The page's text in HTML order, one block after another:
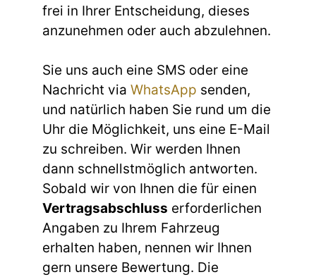
frei in Ihrer Entscheidung, dieses
anzunehmen oder auch abzulehnen.
Sie uns auch eine SMS oder eine
Nachricht via WhatsApp senden,
und natürlich haben Sie rund um die
Uhr die Möglichkeit, uns eine E-Mail
zu schreiben. Wir werden Ihnen
dann schnellstmöglich antworten.
Sobald wir von Ihnen die für einen
Vertragsabschluss erforderlichen
Angaben zu Ihrem Fahrzeug
erhalten haben, nennen wir Ihnen
gern unsere Bewertung. Die